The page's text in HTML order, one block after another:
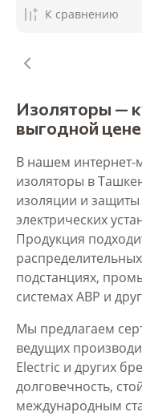
К сравнению
Изоляторы —
выгодной цене
В нашем интернет-
изоляторы в
изоляции и защиты
электрических
Продукция
подстанциях,
системах АВР и
Мы предлагаем
ведущих
Electric и других
долговечность,
международным